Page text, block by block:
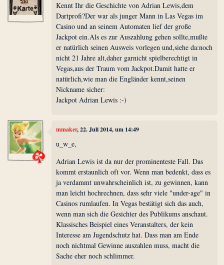
Kennt Ihr die Geschichte von Adrian Lewis,dem
Dartprofi?Der war als junger Mann in Las Vegas im
Casino und an seinem Automaten lief der große
Jackpot ein.Als es zur Auszahlung gehen sollte,mußte
er natürlich seinen Ausweis vorlegen und,siehe da:noch
nicht 21 Jahre alt,daher garnicht spielberechtigt in
Vegas,aus der Traum vom Jackpot.Damit hatte er
natürlich,wie man die Engländer kennt,seinen
Nickname sicher:
Jackpot Adrian Lewis :-)
mmaker, 22. Juli 2014, um 14:49
u_w_e,
Adrian Lewis ist da nur der prominenteste Fall. Das
kommt erstaunlich oft vor. Wenn man bedenkt, dass es
ja verdammt unwahrscheinlich ist, zu gewinnen, kann
man leicht hochrechnen, dass sehr viele "under-age" in
Casinos rumlaufen. In Vegas bestätigt sich das auch,
wenn man sich die Gesichter des Publikums anschaut.
Klassisches Beispiel eines Veranstalters, der kein
Interesse am Jugendschutz hat. Dass man am Ende
noch nichtmal Gewinne auszahlen muss, macht die
Sache eher noch schlimmer.